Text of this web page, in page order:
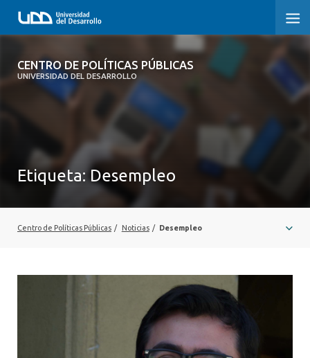
CENTRO DE POLÍTICAS PÚBLICAS
UNIVERSIDAD DEL DESARROLLO
CENTRO DE POLÍTICAS PÚBLICAS
DOCUMENTOS DE TRABAJO
Etiqueta: Desempleo
Centro de Políticas Públicas / Noticias / Desempleo